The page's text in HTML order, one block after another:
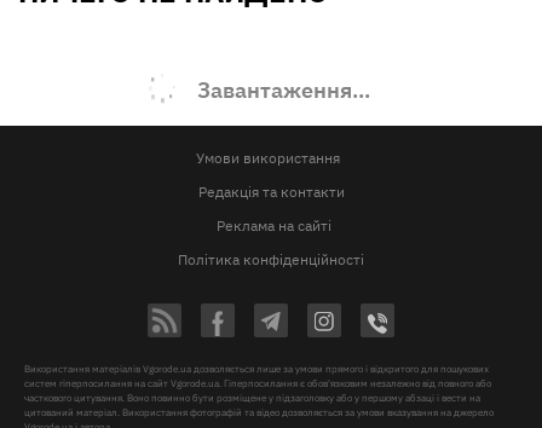
Завантаження...
Умови використання
Редакція та контакти
Реклама на сайті
Політика конфіденційності
Використання матеріалів Vgorode.ua дозволяється лише за умови прямого і відкритого для пошукових
систем гіперпосилання на сайт Vgorode.ua. Гіперпосилання є обов'язковим незалежно від повного або
часткового цитування. Воно повинно бути розміщене у підзаголовку або у першому абзаці і вести на
цитований матеріал. Використання фотографій та відео дозволяється за умови вказування на джерело